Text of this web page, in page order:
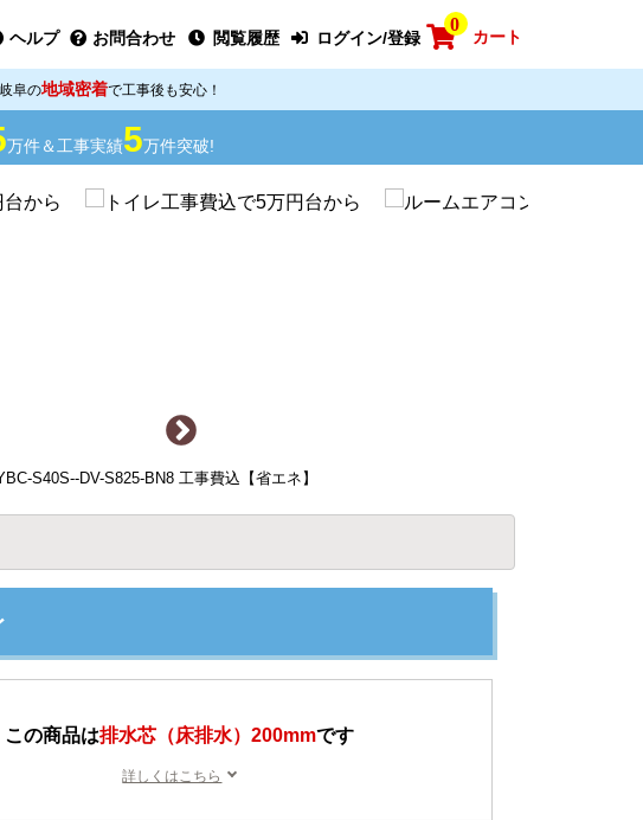
ヘルプ お問合わせ 閲覧履歴 ログイン/登録
0
カート
阜の地域密着で工事後も安心！
万件＆工事実績5万件突破!
S40S--DV-S825-BN8 工事費込【省エネ】
この商品は排水芯（床排水）200mmです
詳しくはこちら